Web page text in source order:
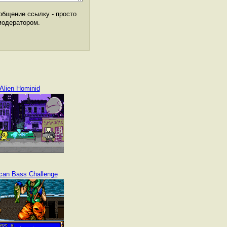
ссылку - просто
Alien Hominid
Bass Challenge